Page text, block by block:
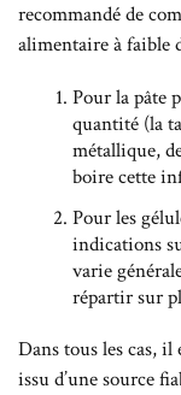
recommandé de
alimentaire à faible
Pour la pâte
quantité (la
métallique,
boire cette
Pour les
indications
varie
répartir sur
Dans tous les cas,
issu d’une source